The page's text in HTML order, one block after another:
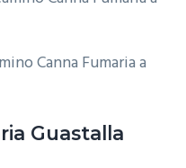
Canna Fumaria a
Guastalla